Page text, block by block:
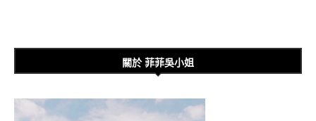
關於 菲菲吳小姐